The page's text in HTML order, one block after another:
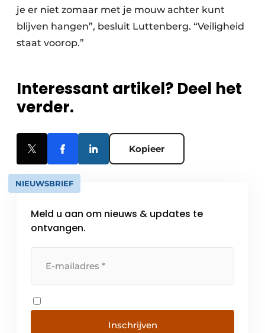
je er niet zomaar met je mouw achter kunt
blijven hangen”, besluit Luttenberg. “Veiligheid
staat voorop.”
Interessant artikel? Deel het
verder.
Kopieer
NIEUWSBRIEF
Meld u aan om nieuws & updates te
ontvangen.
Inschrijven